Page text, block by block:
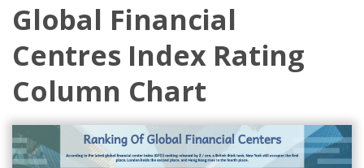
Global Financial
Centres Index Rating
Column Chart